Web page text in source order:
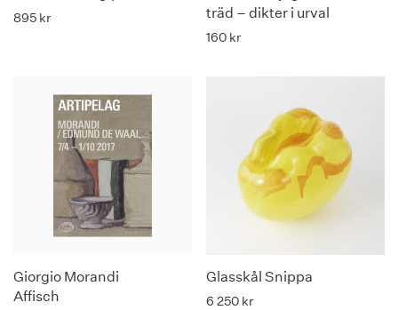
895 kr
träd – dikter i urval
160 kr
Giorgio Morandi
Affisch
Glasskål Snippa
6 250 kr